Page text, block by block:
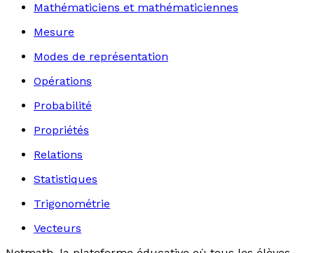
Mathématiciens et mathématiciennes
Mesure
Modes de représentation
Opérations
Probabilité
Propriétés
Relations
Statistiques
Trigonométrie
Vecteurs